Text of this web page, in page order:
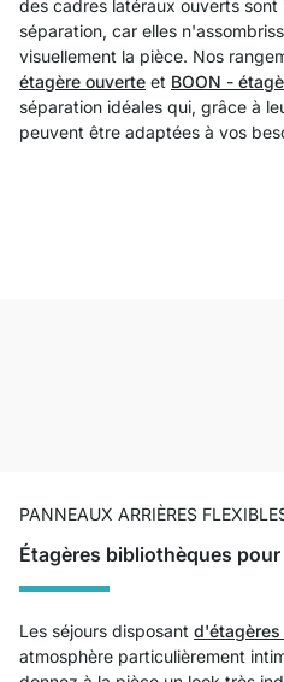
des cadres latéraux ouverts
séparation, car elles
visuellement la pièce. Nos
étagère ouverte et BOON -
séparation idéales qui, grâce à
peuvent être adaptées à vos
PANNEAUX ARRIÈRES
Étagères bibliothèques
Les séjours disposant
atmosphère particulièrement